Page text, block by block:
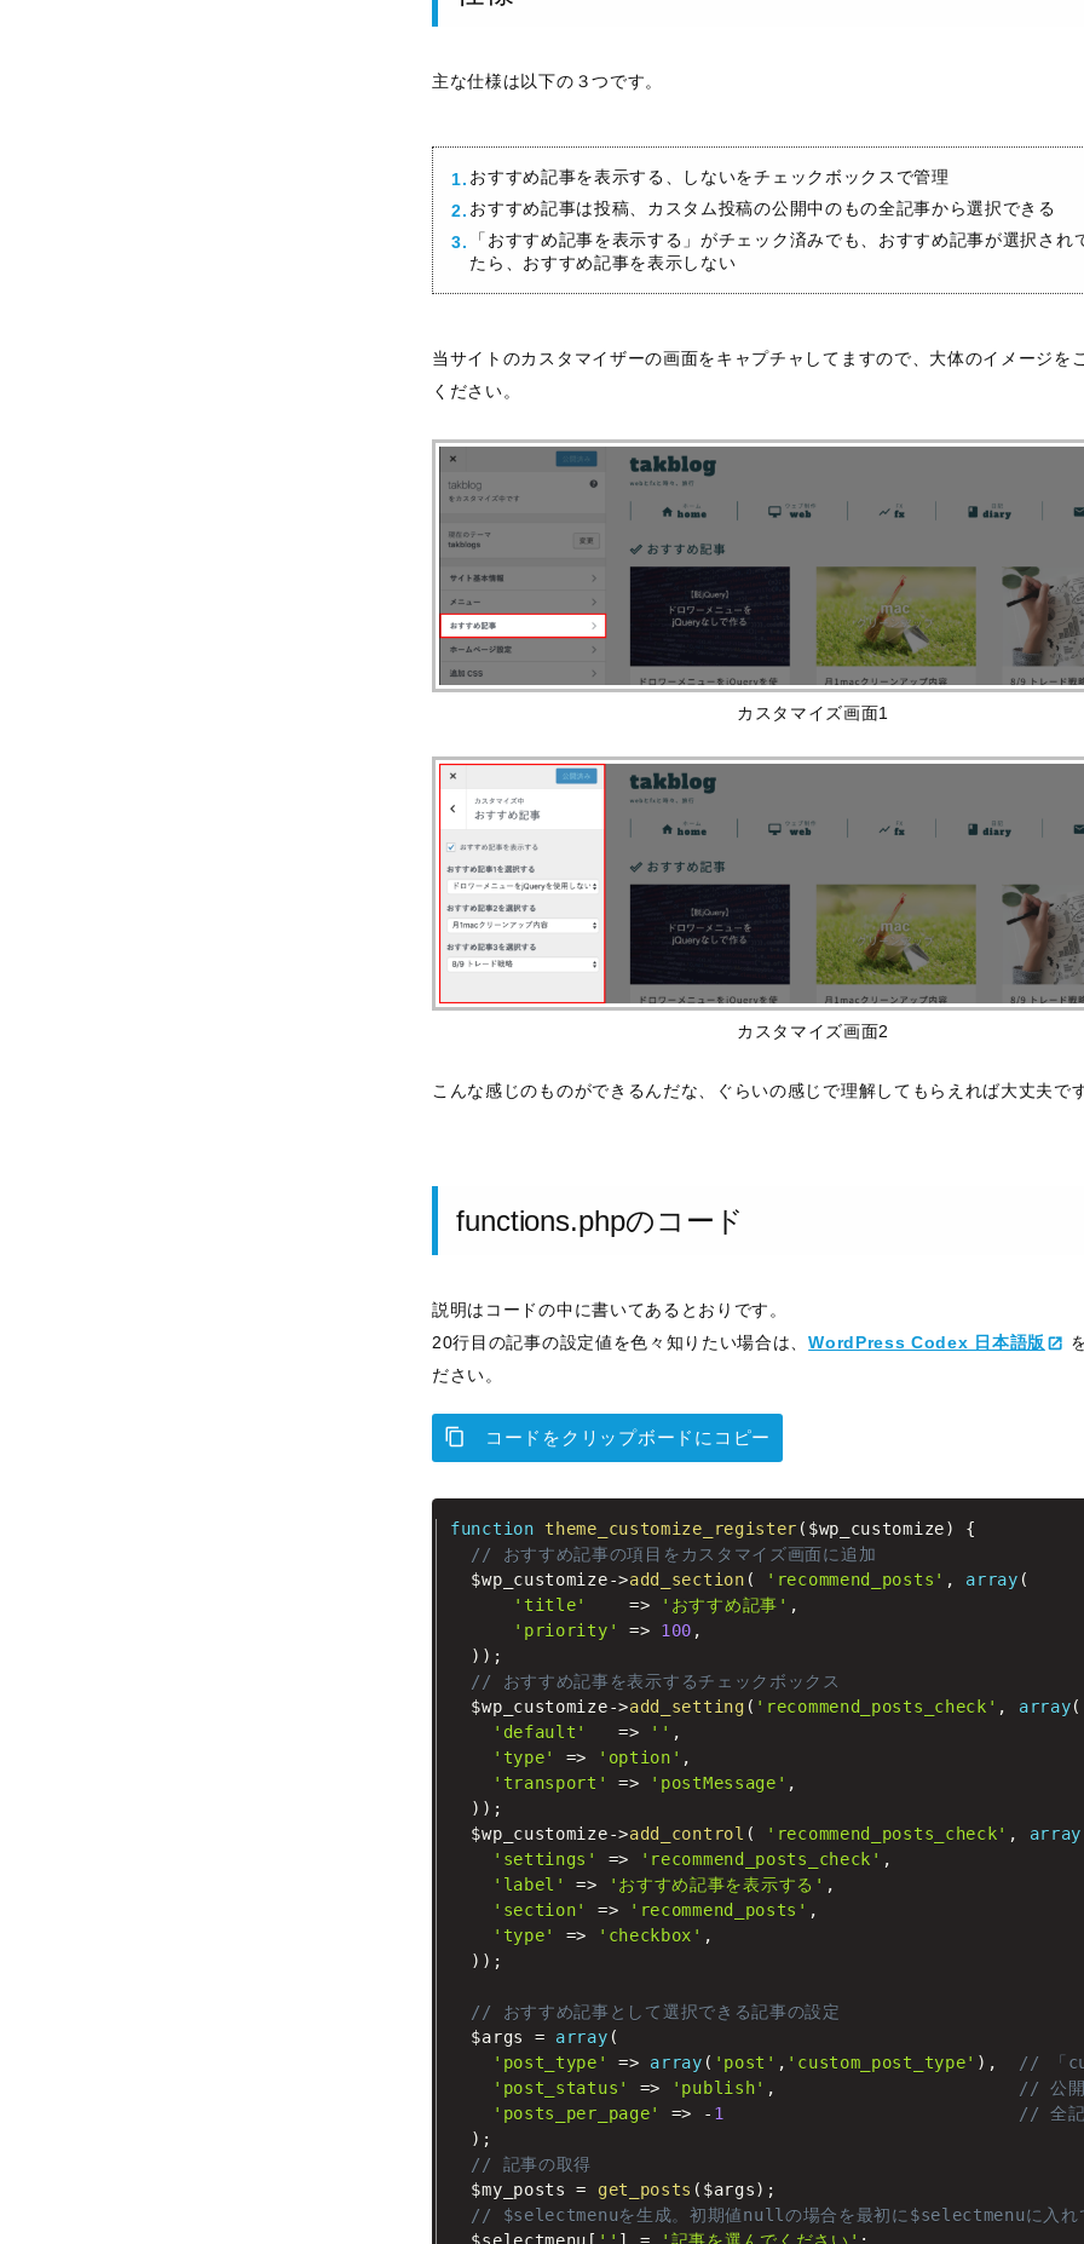
主な仕様は以下の３つです。
おすすめ記事を表示する、しないをチェックボックスで管理
おすすめ記事は投稿、カスタム投稿の公開中のもの全記事から選択できる
「おすすめ記事を表示する」がチェック済みでも、おすすめ記事が選択され
たら、おすすめ記事を表示しない
当サイトのカスタマイザーの画面をキャプチャしてますので、大体のイメージを
ください。
カスタマイズ画面1
カスタマイズ画面2
こんな感じのものができるんだな、ぐらいの感じで理解してもらえれば大丈夫で
functions.phpのコード
説明はコードの中に書いてあるとおりです。
20行目の記事の設定値を色々知りたい場合は、WordPress Codex 日本語版
ださい。
コードをクリップボードにコピー
function theme_customize_register ( $wp_customize)
{
// おすすめ記事の項目をカスタマイズ画面に追加
$wp_customize->add_section ( 'recommend_posts' , array (
'title'
=> 'おすすめ記事' ,
'priority'
=> 100 ,
) ) ;
// おすすめ記事を表示するチェックボックス
$wp_customize->add_setting ( 'recommend_posts_check' , array(
'default'
=> '' ,
'type'
=> 'option' ,
'transport'
=> 'postMessage' ,
) ) ;
$wp_customize->add_control ( 'recommend_posts_check' , array
'settings'
=> 'recommend_posts_check' ,
'label'
=> 'おすすめ記事を表示する' ,
'section'
=> 'recommend_posts' ,
'type'
=> 'checkbox' ,
) ) ;
// おすすめ記事として選択できる記事の設定
$args
= array (
'post_type'
=> array ( 'post' , 'custom_post_type' ) ,
// 「
'post_status'
=> 'publish' ,
// 公開
'posts_per_page'
=> - 1
// 全記
) ;
// 記事の取得
$my_posts
= get_posts ( $args) ;
// $selectmenuを生成。初期値nullの場合を最初に$selectmenuに入れ
$selectmenu [ '' ] = '記事を選んでください' ;